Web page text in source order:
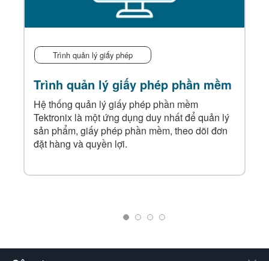
Trình quản lý giấy phép
Trình quản lý giấy phép phần mềm
Hệ thống quản lý giấy phép phần mềm
Tektronix là một ứng dụng duy nhất để quản lý
sản phẩm, giấy phép phần mềm, theo dõi đơn
đặt hàng và quyền lợi.